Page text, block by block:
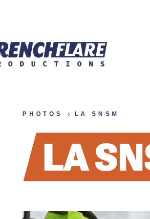
PHOTOS LA SNSM
LA BIO